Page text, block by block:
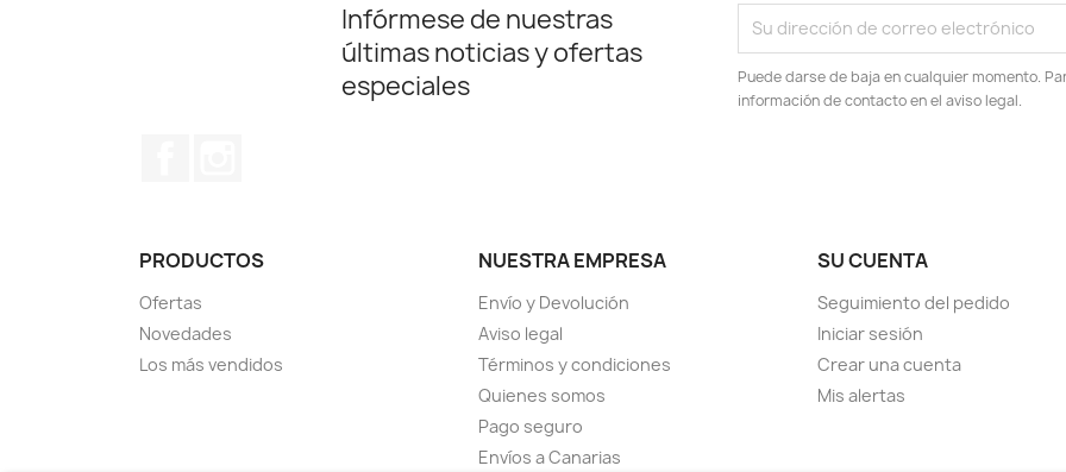
Infórmese de nuestras
últimas noticias y ofertas
especiales
Puede darse de baja en cualquier momento.
información de contacto en el aviso legal.
PRODUCTOS
Ofertas
Novedades
Los más vendidos
NUESTRA EMPRESA
Envío y Devolución
Aviso legal
Términos y condiciones
Quienes somos
Pago seguro
Envíos a Canarias
SU CUENTA
Seguimiento del pedido
Iniciar sesión
Crear una cuenta
Mis alertas